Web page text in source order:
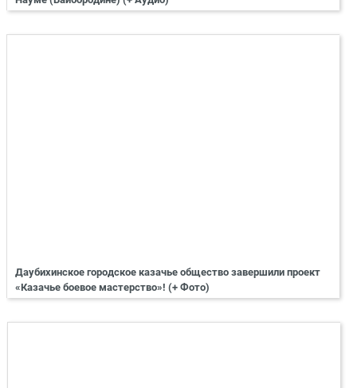
Даубихинское городское казачье общество завершили проект
«Казачье боевое мастерство»! (+ Фото)